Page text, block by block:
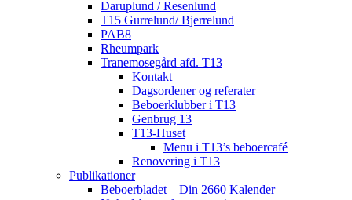
Daruplund / Resenlund
T15 Gurrelund/ Bjerrelund
PAB8
Rheumpark
Tranemosegård afd. T13
Kontakt
Dagsordener og referater
Beboerklubber i T13
Genbrug 13
T13-Huset
Menu i T13’s beboercafé
Renovering i T13
Publikationer
Beboerbladet – Din 2660 Kalender